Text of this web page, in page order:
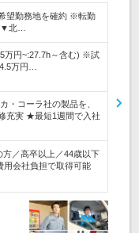
望勤務地を確約 ※転勤
▼北…
万円~:27.7h～含む) ※試
万円…
・コーラ社の製品を、
充実 ★最短1週間で入社
方／高卒以上／44歳以下
用会社負担で取得可能